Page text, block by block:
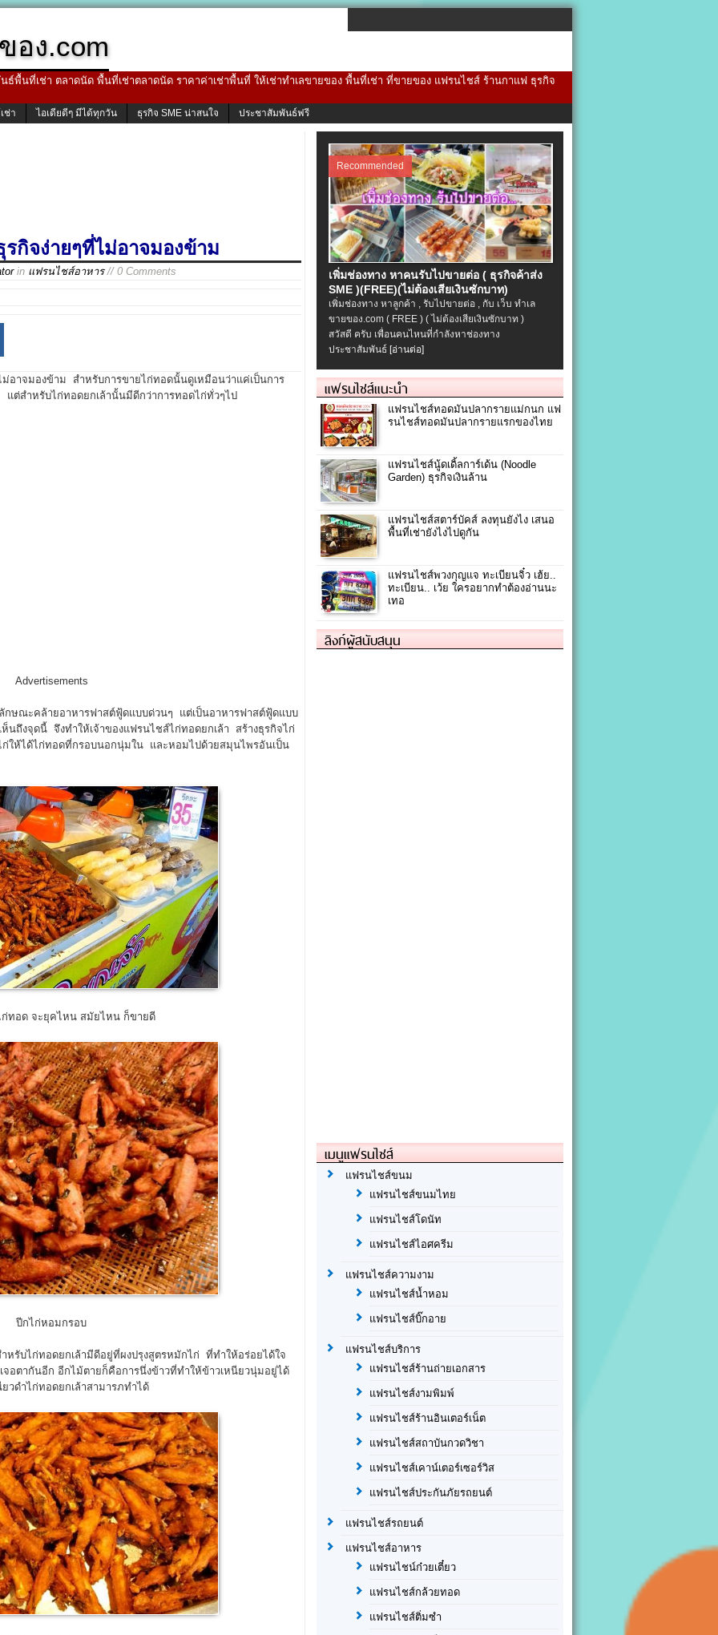
อง.com
ธ์พื้นที่เช่า ตลาดนัด พื้นที่เช่าตลาดนัด ราคาค่าเช่าพื้นที่ ให้เช่าทำเลขายของ พื้นที่เช่า ที่ขายของ แฟรนไชส์ ร้านกาแฟ ธุรกิจ
ช่า ไอเดียดีๆ มีได้ทุกวัน ธุรกิจ SME น่าสนใจ ประชาสัมพันธ์ฟรี
กิจง่ายๆที่ไม่อาจมองข้าม
in แฟรนไชส์อาหาร// 0 Comments
อาจมองข้าม สำหรับการขายไก่ทอดนั้นดูเหมือนว่าแค่เป็นการ
ต่สำหรับไก่ทอดยกเล้านั้นมีดีกว่าการทอดไก่ทั่วๆไป
Advertisements
กษณะคล้ายอาหารฟาสต์ฟู้ดแบบด่วนๆ แต่เป็นอาหารฟาสต์ฟู้ดแบบ
นถึงจุดนี้ จึงทำให้เจ้าของแฟรนไชส์ไก่ทอดยกเล้า สร้างธุรกิจไก่
ให้ได้ไก่ทอดที่กรอบนอกนุ่มใน และหอมไปด้วยสมุนไพรอันเป็น
ก่ทอด จะยุคไหน สมัยไหน ก็ขายดี
ปีกไก่หอมกรอบ
รับไก่ทอดยกเล้ามีดีอยู่ที่ผงปรุงสูตรหมักไก่ ที่ทำให้อร่อยได้ใจ
อตากันอีก อีกไม้ตายก็คือการนึ่งข้าวที่ทำให้ข้าวเหนียวนุ่มอยู่ได้
วดำไก่ทอดยกเล้าสามารภทำได้
Recommended
เพิ่มช่องทาง หาคนรับไปขายต่อ ( ธุรกิจค้าส่ง
SME )(FREE)(ไม่ต้องเสียเงินซักบาท)
เพิ่มช่องทาง หาลูกค้า , รับไปขายต่อ , กับ เว็บ ทำเล
ขายของ.com ( FREE ) ( ไม่ต้องเสียเงินซักบาท )
สวัสดี ครับ เพื่อนคนไหนที่กำลังหาช่องทาง
ประชาสัมพันธ์ [อ่านต่อ]
แฟรนไชส์แนะนำ
แฟรนไชส์ทอดมันปลากรายแม่กนก แฟ
รนไชส์ทอดมันปลากรายแรกของไทย
แฟรนไชส์นู้ดเดิ้ลการ์เด้น (Noodle
Garden) ธุรกิจเงินล้าน
แฟรนไชส์สตาร์บัคส์ ลงทุนยังไง เสนอ
พื้นที่เช่ายังไงไปดูกัน
แฟรนไชส์พวงกุญแจ ทะเบียนจิ๋ว เฮ้ย..
ทะเบียน.. เว้ย ใครอยากทำต้องอ่านนะ
เทอ
ลิงก์ผู้สนับสนุน
เมนูแฟรนไชส์
แฟรนไชส์ขนม
แฟรนไชส์ขนมไทย
แฟรนไชส์โดนัท
แฟรนไชส์ไอศครีม
แฟรนไชส์ความงาม
แฟรนไชส์น้ำหอม
แฟรนไชส์บิ๊กอาย
แฟรนไชส์บริการ
แฟรนไชส์ร้านถ่ายเอกสาร
แฟรนไชส์งามพิมพ์
แฟรนไชส์ร้านอินเตอร์เน็ต
แฟรนไชส์สถาบันกวดวิชา
แฟรนไชส์เคาน์เตอร์เซอร์วิส
แฟรนไชส์ประกันภัยรถยนต์
แฟรนไชส์รถยนต์
แฟรนไชส์อาหาร
แฟรนไชน์ก๋วยเตี๋ยว
แฟรนไชส์กล้วยทอด
แฟรนไชส์ติ่มซำ